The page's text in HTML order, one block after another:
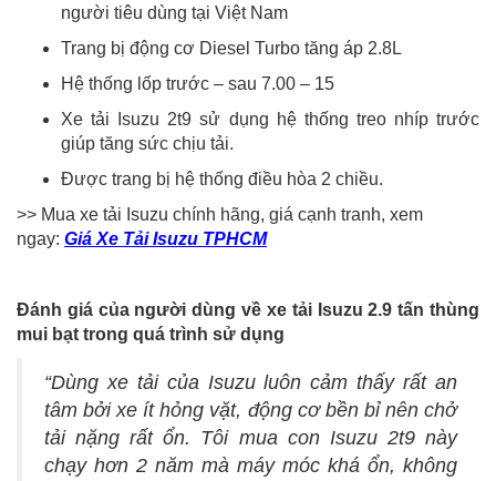
người tiêu dùng tại Việt Nam
Trang bị động cơ Diesel Turbo tăng áp 2.8L
Hệ thống lốp trước – sau 7.00 – 15
Xe tải Isuzu 2t9 sử dụng hệ thống treo nhíp trước
giúp tăng sức chịu tải.
Được trang bị hệ thống điều hòa 2 chiều.
>> Mua xe tải Isuzu chính hãng, giá cạnh tranh, xem
ngay: Giá Xe Tải Isuzu TPHCM
Đánh giá của người dùng về xe tải Isuzu 2.9 tấn thùng
mui bạt trong quá trình sử dụng
“Dùng xe tải của Isuzu luôn cảm thấy rất an
tâm bởi xe ít hỏng vặt, động cơ bền bỉ nên chở
tải nặng rất ổn. Tôi mua con Isuzu 2t9 này
chạy hơn 2 năm mà máy móc khá ổn, không